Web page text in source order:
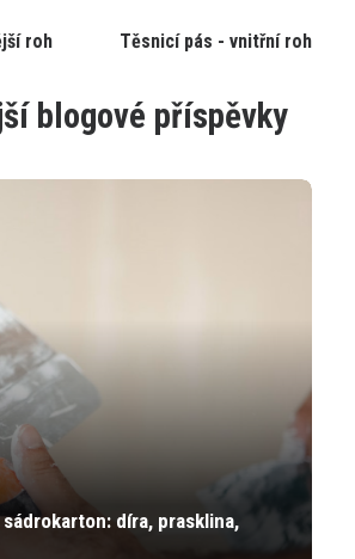
roh VYBRAT VARIANTU
Tento
produkt
variant.
Těsnicí pás - vnitřní roh
blogové příspěvky
díra, prasklina,